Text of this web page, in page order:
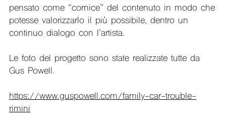
pensato come “cornice” del contenuto in modo che
potesse valorizzarlo il più possibile, dentro un
continuo dialogo con l’artista.
Le foto del progetto sono state realizzate tutte da
Gus Powell.
https://www.guspowell.com/family-car-trouble-
rimini